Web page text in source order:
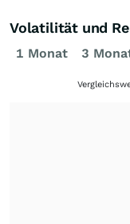
Volatilität und
1 Monat 3